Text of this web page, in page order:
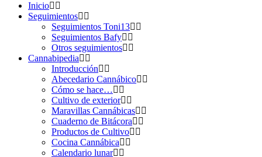
Inicio
Seguimientos
Seguimientos Toni13
Seguimientos Bafy
Otros seguimientos
Cannabipedia
Introducción
Abecedario Cannábico
Cómo se hace…
Cultivo de exterior
Maravillas Cannábicas
Cuaderno de Bitácora
Productos de Cultivo
Cocina Cannábica
Calendario lunar